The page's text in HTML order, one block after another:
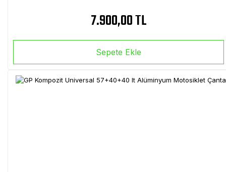
7.900,00 TL
Sepete Ekle